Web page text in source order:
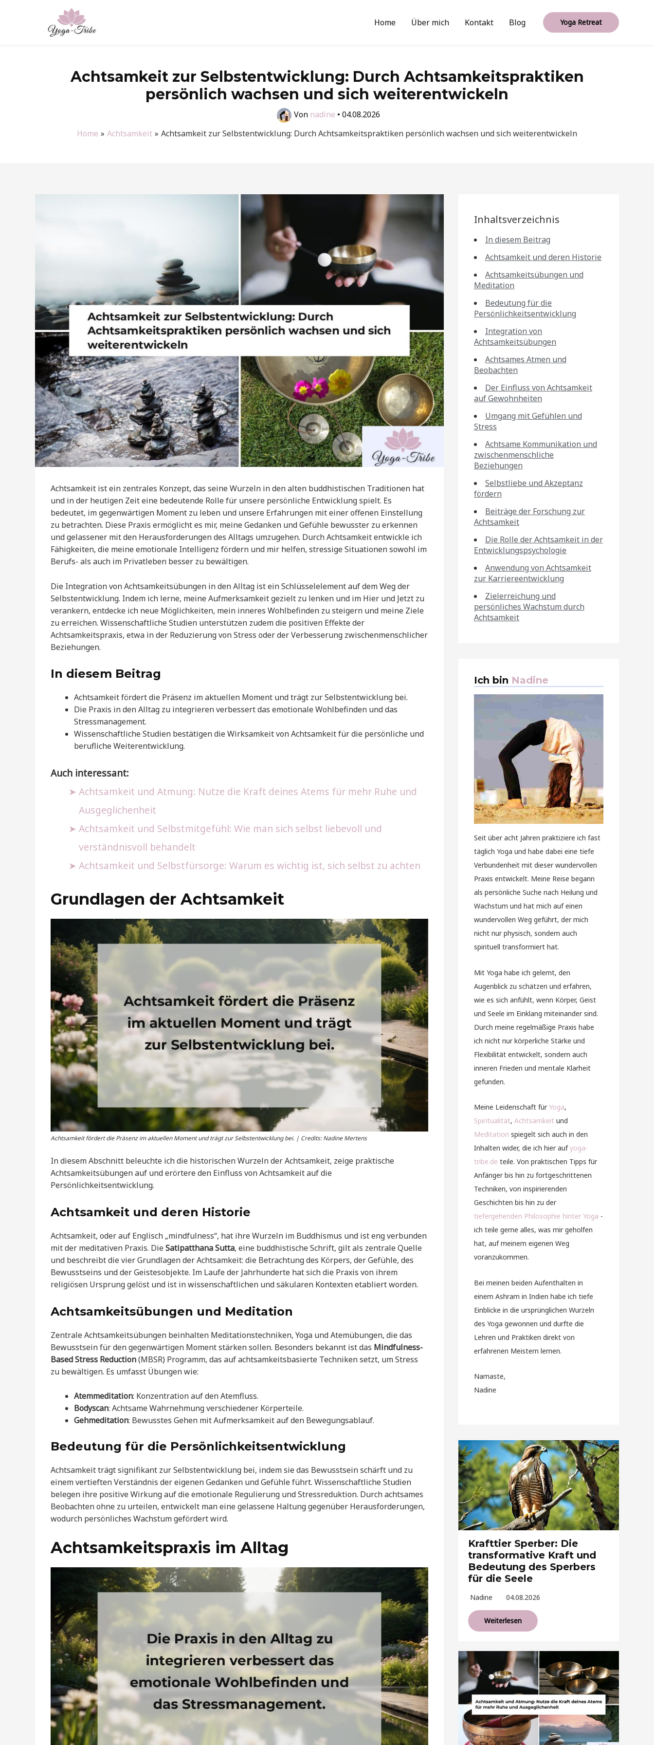
Home Über mich Kontakt Blog Yoga Retreat
Achtsamkeit zur Selbstentwicklung: Durch Achtsamkeitspraktiken
persönlich wachsen und sich weiterentwickeln
Von nadine • 04.08.2026
Home
Achtsamkeit Achtsamkeit zur Selbstentwicklung: Durch Achtsamkeitspraktiken persönlich wachsen und sich weiterentwickeln
Achtsamkeit ist ein zentrales Konzept, das seine Wurzeln in den alten buddhistischen Traditionen hat
und in der heutigen Zeit eine bedeutende Rolle für unsere persönliche Entwicklung spielt. Es
bedeutet, im gegenwärtigen Moment zu leben und unsere Erfahrungen mit einer offenen Einstellung
zu betrachten. Diese Praxis ermöglicht es mir, meine Gedanken und Gefühle bewusster zu erkennen
und gelassener mit den Herausforderungen des Alltags umzugehen. Durch Achtsamkeit entwickle ich
Fähigkeiten, die meine emotionale Intelligenz fördern und mir helfen, stressige Situationen sowohl im
Berufs- als auch im Privatleben besser zu bewältigen.
Die Integration von Achtsamkeitsübungen in den Alltag ist ein Schlüsselelement auf dem Weg der
Selbstentwicklung. Indem ich lerne, meine Aufmerksamkeit gezielt zu lenken und im Hier und Jetzt zu
verankern, entdecke ich neue Möglichkeiten, mein inneres Wohlbefinden zu steigern und meine Ziele
zu erreichen. Wissenschaftliche Studien unterstützen zudem die positiven Effekte der
Achtsamkeitspraxis, etwa in der Reduzierung von Stress oder der Verbesserung zwischenmenschlicher
Beziehungen.
In diesem Beitrag
Achtsamkeit fördert die Präsenz im aktuellen Moment und trägt zur Selbstentwicklung bei.
Die Praxis in den Alltag zu integrieren verbessert das emotionale Wohlbefinden und das
Stressmanagement.
Wissenschaftliche Studien bestätigen die Wirksamkeit von Achtsamkeit für die persönliche und
berufliche Weiterentwicklung.
Auch interessant:
Achtsamkeit und Atmung: Nutze die Kraft deines Atems für mehr Ruhe und
Ausgeglichenheit
Achtsamkeit und Selbstmitgefühl: Wie man sich selbst liebevoll und
verständnisvoll behandelt
Achtsamkeit und Selbstfürsorge: Warum es wichtig ist, sich selbst zu achten
Grundlagen der Achtsamkeit
Achtsamkeit fördert die Präsenz im aktuellen Moment und trägt zur Selbstentwicklung bei. | Credits: Nadine Mertens
In diesem Abschnitt beleuchte ich die historischen Wurzeln der Achtsamkeit, zeige praktische
Achtsamkeitsübungen auf und erörtere den Einfluss von Achtsamkeit auf die
Persönlichkeitsentwicklung.
Achtsamkeit und deren Historie
Achtsamkeit, oder auf Englisch „mindfulness“, hat ihre Wurzeln im Buddhismus und ist eng verbunden
mit der meditativen Praxis. DieSatipatthana Sutta, eine buddhistische Schrift, gilt als zentrale Quelle
und beschreibt die vier Grundlagen der Achtsamkeit: die Betrachtung des Körpers, der Gefühle, des
Bewusstseins und der Geistesobjekte. Im Laufe der Jahrhunderte hat sich die Praxis von ihrem
religiösen Ursprung gelöst und ist in wissenschaftlichen und säkularen Kontexten etabliert worden.
Achtsamkeitsübungen und Meditation
Zentrale Achtsamkeitsübungen beinhalten Meditationstechniken, Yoga und Atemübungen, die das
Bewusstsein für den gegenwärtigen Moment stärken sollen. Besonders bekannt ist das Mindfulness-
Based Stress Reduction(MBSR) Programm, das auf achtsamkeitsbasierte Techniken setzt, um Stress
zu bewältigen. Es umfasst Übungen wie:
Atemmeditation: Konzentration auf den Atemfluss.
Bodyscan: Achtsame Wahrnehmung verschiedener Körperteile.
Gehmeditation: Bewusstes Gehen mit Aufmerksamkeit auf den Bewegungsablauf.
Bedeutung für die Persönlichkeitsentwicklung
Achtsamkeit trägt signifikant zur Selbstentwicklung bei, indem sie das Bewusstsein schärft und zu
einem vertieften Verständnis der eigenen Gedanken und Gefühle führt. Wissenschaftliche Studien
belegen ihre positive Wirkung auf die emotionale Regulierung und Stressreduktion. Durch achtsames
Beobachten ohne zu urteilen, entwickelt man eine gelassene Haltung gegenüber Herausforderungen,
wodurch persönliches Wachstum gefördert wird.
Achtsamkeitspraxis im Alltag
Inhaltsverzeichnis
In diesem Beitrag
Achtsamkeit und deren Historie
Achtsamkeitsübungen und
Meditation
Bedeutung für die
Persönlichkeitsentwicklung
Integration von
Achtsamkeitsübungen
Achtsames Atmen und
Beobachten
Der Einfluss von Achtsamkeit
auf Gewohnheiten
Umgang mit Gefühlen und
Stress
Achtsame Kommunikation und
zwischenmenschliche
Beziehungen
Selbstliebe und Akzeptanz
fördern
Beiträge der Forschung zur
Achtsamkeit
Die Rolle der Achtsamkeit in der
Entwicklungspsychologie
Anwendung von Achtsamkeit
zur Karriereentwicklung
Zielerreichung und
persönliches Wachstum durch
Achtsamkeit
Ich bin Nadine
Seit über acht Jahren praktiziere ich fast
täglich Yoga und habe dabei eine tiefe
Verbundenheit mit dieser wundervollen
Praxis entwickelt. Meine Reise begann
als persönliche Suche nach Heilung und
Wachstum und hat mich auf einen
wundervollen Weg geführt, der mich
nicht nur physisch, sondern auch
spirituell transformiert hat.
Mit Yoga habe ich gelernt, den
Augenblick zu schätzen und erfahren,
wie es sich anfühlt, wenn Körper, Geist
und Seele im Einklang miteinander sind.
Durch meine regelmäßige Praxis habe
ich nicht nur körperliche Stärke und
Flexibilität entwickelt, sondern auch
inneren Frieden und mentale Klarheit
gefunden.
Meine Leidenschaft für Yoga,
Spiritualität, Achtsamkeit und
Meditation spiegelt sich auch in den
Inhalten wider, die ich hier aufyoga-
tribe.de teile. Von praktischen Tipps für
Anfänger bis hin zu fortgeschrittenen
Techniken, von inspirierenden
Geschichten bis hin zu der
tiefergehenden Philosophie hinter Yoga -
ich teile gerne alles, was mir geholfen
hat, auf meinem eigenen Weg
voranzukommen.
Bei meinen beiden Aufenthalten in
einem Ashram in Indien habe ich tiefe
Einblicke in die ursprünglichen Wurzeln
des Yoga gewonnen und durfte die
Lehren und Praktiken direkt von
erfahrenen Meistern lernen.
Namaste,
Nadine
Krafttier Sperber: Die
transformative Kraft und
Bedeutung des Sperbers
für die Seele
Nadine 04.08.2026
Weiterlesen